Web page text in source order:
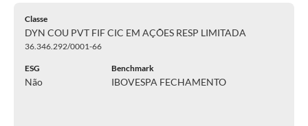
Classe
DYN COU PVT FIF CIC EM AÇÕES RESP LIMITADA
36.346.292/0001-66
ESG
Não
Benchmark
IBOVESPA FECHAMENTO